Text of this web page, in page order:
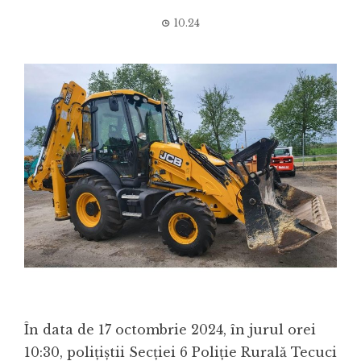
10.24
În data de 17 octombrie 2024, în jurul orei
10:30, polițiștii Secției 6 Poliție Rurală Tecuci